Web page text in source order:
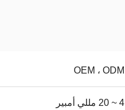
OEM ، ODM
4 ~ 20 مللي أمبير